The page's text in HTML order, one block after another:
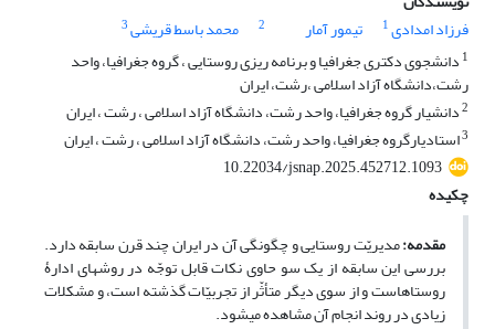
فرزاد امدادی1 تیمور آمار 2 محمد باسط قریشی3
1 دانشجوی دکتری جغرافیا و برنامه ریزی روستایی ، گروه جغرافیا، واحد
رشت،دانشگاه آزاد اسلامی ،رشت، ایران
2دانشیار گروه جغرافیا، واحد رشت، دانشگاه آزاد اسلامی ، رشت ، ایران
3استادیارگروه جغرافیا، واحد رشت، دانشگاه آزاد اسلامی ، رشت ، ایران
10.22034/jsnap.2025.452712.1093
چکیده
مقدمه:مدیریّت روستایی و چگونگی آن در ایران چند قرن سابقه دارد.
بررسى این سابقه از یک سو حاوى نکات قابل توجّه در روش­هاى ادارۀ
روستاهاست و از سوى دیگر متأثّر از تجربیّات گذشته است، و مشکلات
زیادی در روند انجام آن مشاهده می­شود.